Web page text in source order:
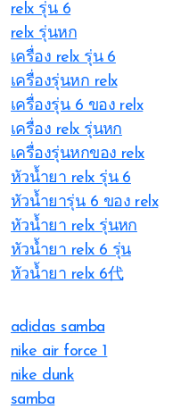
relx รุ่น 6
relx รุ่นหก
เครื่อง relx รุ่น 6
เครื่องรุ่นหก relx
เครื่องรุ่น 6 ของ relx
เครื่อง relx รุ่นหก
เครื่องรุ่นหกของ relx
หัวน้ำยา relx รุ่น 6
หัวน้ำยารุ่น 6 ของ relx
หัวน้ำยา relx รุ่นหก
หัวน้ำยา relx 6 รุ่น
หัวน้ำยา relx 6代
adidas samba
nike air force 1
nike dunk
samba